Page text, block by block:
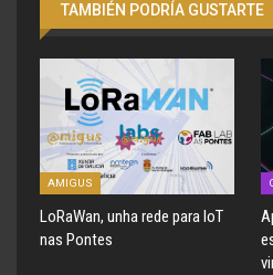
TAMBIÉN PODRÍA GUSTARTE
AMIGUS
LoRaWan, unha rede para IoT
nas Pontes